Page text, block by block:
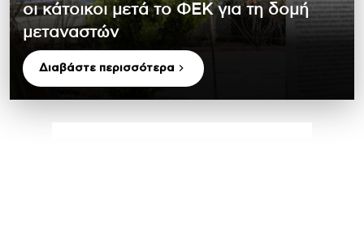
οι κάτοικοι μετά το ΦΕΚ για τη δομή
μεταναστών
Διαβάστε περισσότερα